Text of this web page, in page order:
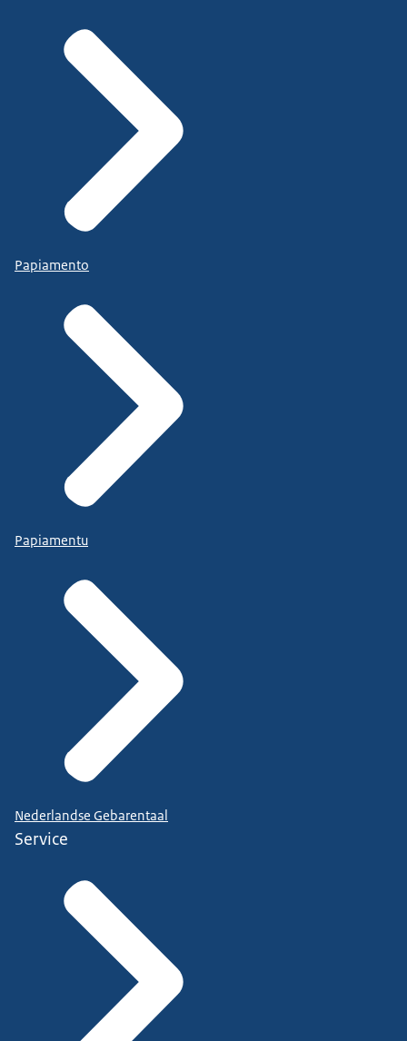
Papiamento
Papiamentu
Nederlandse Gebarentaal
Service